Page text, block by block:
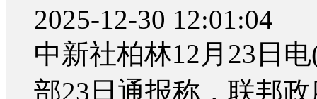
2025-12-30 12:01:04
中新社柏林12月23日
部23日通报称，联邦